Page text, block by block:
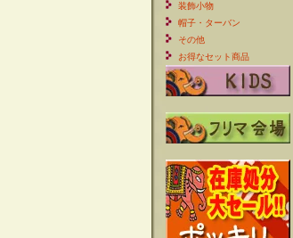
装飾小物
帽子・ターバン
その他
お得なセット商品